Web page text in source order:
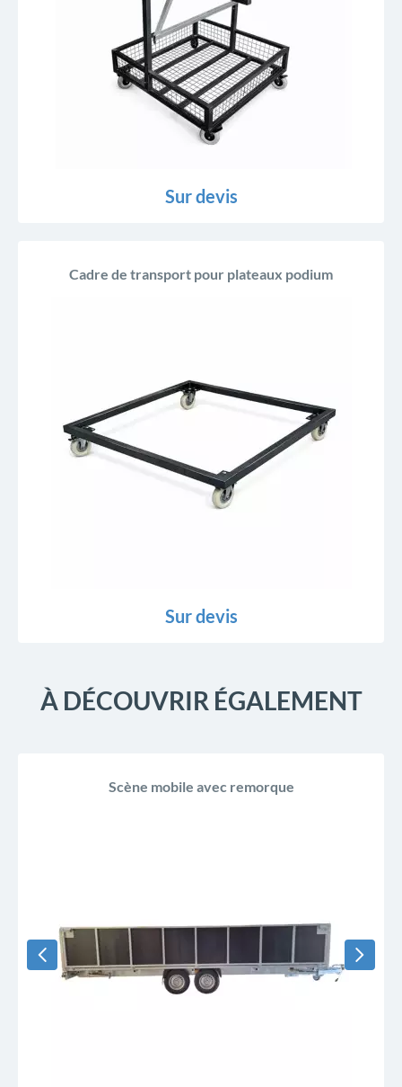
Sur devis
Cadre de transport pour plateaux podium
Sur devis
À DÉCOUVRIR ÉGALEMENT
Scène mobile avec remorque